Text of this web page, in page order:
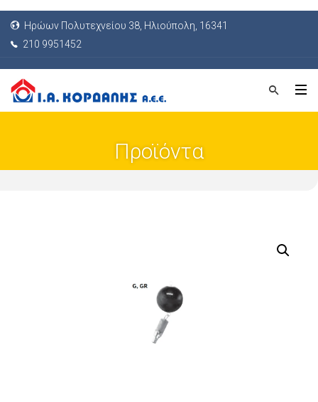
Ηρώων Πολυτεχνείου 38, Ηλιούπολη, 16341
210 9951452
Προϊόντα